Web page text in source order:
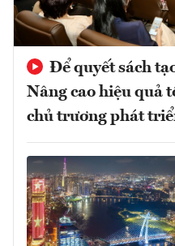
Để quyết sách
Nâng cao hiệu quả
chủ trương phát